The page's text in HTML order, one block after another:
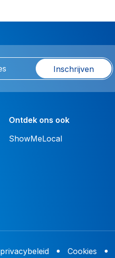
Inschrijven
Ontdek ons ook
ShowMeLocal
privacybeleid Cookies